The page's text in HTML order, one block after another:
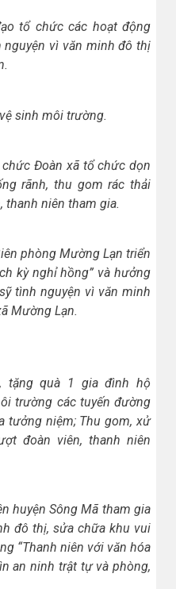
tổ chức các hoạt động
nguyện vì văn minh đô thị
sinh môi trường.
Đoàn xã tổ chức dọn
rãnh, thu gom rác thải
thanh niên tham gia.
phòng Mường Lạn triển
kỳ nghỉ hồng” và hưởng
tình nguyện vì văn minh
Mường Lạn.
tặng quà 1 gia đình hộ
trường các tuyến đường
tưởng niệm; Thu gom, xử
đoàn viên, thanh niên
huyện Sông Mã tham gia
đô thị, sửa chữa khu vui
“Thanh niên với văn hóa
an ninh trật tự và phòng,